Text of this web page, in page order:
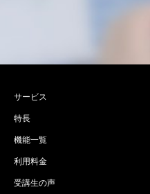
サービス
特長
機能一覧
利用料金
受講生の声